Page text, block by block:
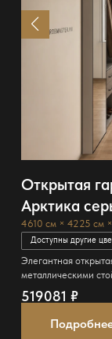
Открытая
Арктика
4610 см × 4225 см
Доступны другие
Элегантная
металлическими
519081 ₽